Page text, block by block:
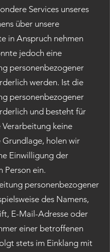
Services unseres
über unsere
in Anspruch nehmen
jedoch eine
personenbezogener
werden. Ist die
personenbezogener
und besteht für
Verarbeitung keine
Grundlage, holen wir
Einwilligung der
Person ein.
personenbezogener
des Namens,
E-Mail-Adresse oder
einer betroffenen
stets im Einklang mit